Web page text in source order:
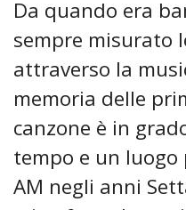
Da quando era
sempre misurato
attraverso la
memoria delle
canzone è in
tempo e un
AM negli anni